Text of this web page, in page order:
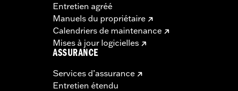
Entretien agréé
Manuels du propriétaire
Calendriers de maintenance
Mises à jour logicielles
ASSURANCE
Services d’assurance
Entretien étendu